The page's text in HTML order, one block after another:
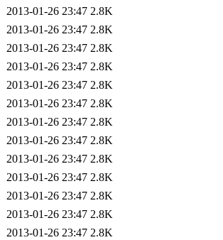
2013-01-26 23:47 2.8K
2013-01-26 23:47 2.8K
2013-01-26 23:47 2.8K
2013-01-26 23:47 2.8K
2013-01-26 23:47 2.8K
2013-01-26 23:47 2.8K
2013-01-26 23:47 2.8K
2013-01-26 23:47 2.8K
2013-01-26 23:47 2.8K
2013-01-26 23:47 2.8K
2013-01-26 23:47 2.8K
2013-01-26 23:47 2.8K
2013-01-26 23:47 2.8K